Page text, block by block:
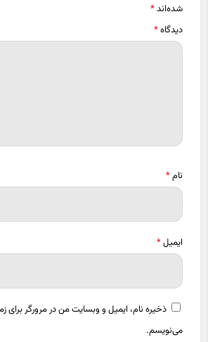
دیدگاه*
ایمیل*
ذخیره نام، ایمیل و وبسایت من در مرورگر برای
می‌نویسم.